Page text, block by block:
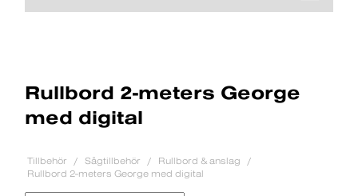
Rullbord 2-meters George
med digital
Tillbehör Sågtillbehör
Rullbord & anslag
Rullbord 2-meters George med digital